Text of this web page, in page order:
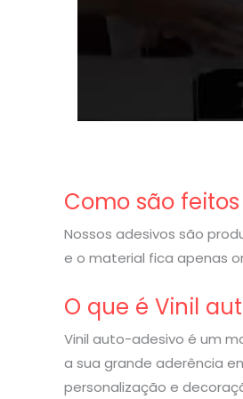
Como são
Nossos adesivos são
e o material fica apenas
O que é Vinil
Vinil auto-adesivo é um
a sua grande aderência
personalização e